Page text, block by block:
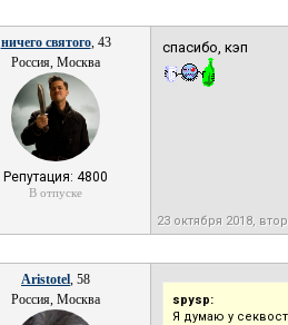
ничего святого, 43
Россия, Москва
Репутация: 4800
В отпуске
спасибо, кэп
23 октября 2018,
Aristotel, 58
Россия, Москва
spysp:
Я думаю у